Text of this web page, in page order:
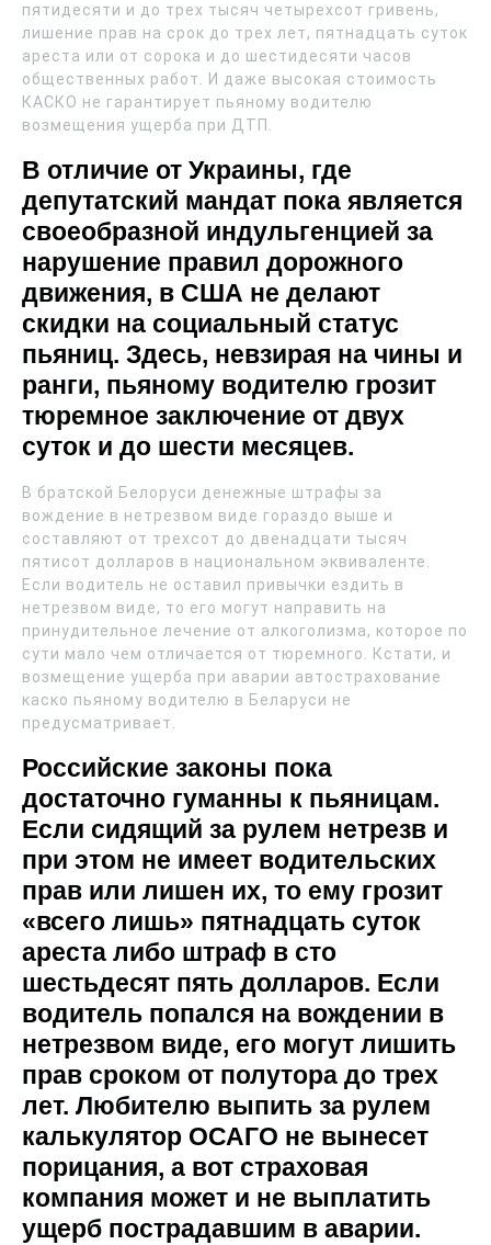
пятидесяти и до трех тысяч четырехсот гривень,
лишение прав на срок до трех лет, пятнадцать суток
ареста или от сорока и до шестидесяти часов
общественных работ. И даже высокая стоимость
КАСКО не гарантирует пьяному водителю
возмещения ущерба при ДТП.
В отличие от Украины, где
депутатский мандат пока является
своеобразной индульгенцией за
нарушение правил дорожного
движения, в США не делают
скидки на социальный статус
пьяниц. Здесь, невзирая на чины и
ранги, пьяному водителю грозит
тюремное заключение от двух
суток и до шести месяцев.
В братской Белоруси денежные штрафы за
вождение в нетрезвом виде гораздо выше и
составляют от трехсот до двенадцати тысяч
пятисот долларов в национальном эквиваленте.
Если водитель не оставил привычки ездить в
нетрезвом виде, то его могут направить на
принудительное лечение от алкоголизма, которое по
сути мало чем отличается от тюремного. Кстати, и
возмещение ущерба при аварии автострахование
каско пьяному водителю в Беларуси не
предусматривает.
Российские законы пока
достаточно гуманны к пьяницам.
Если сидящий за рулем нетрезв и
при этом не имеет водительских
прав или лишен их, то ему грозит
«всего лишь» пятнадцать суток
ареста либо штраф в сто
шестьдесят пять долларов. Если
водитель попался на вождении в
нетрезвом виде, его могут лишить
прав сроком от полутора до трех
лет. Любителю выпить за рулем
калькулятор ОСАГО не вынесет
порицания, а вот страховая
компания может и не выплатить
ущерб пострадавшим в аварии.